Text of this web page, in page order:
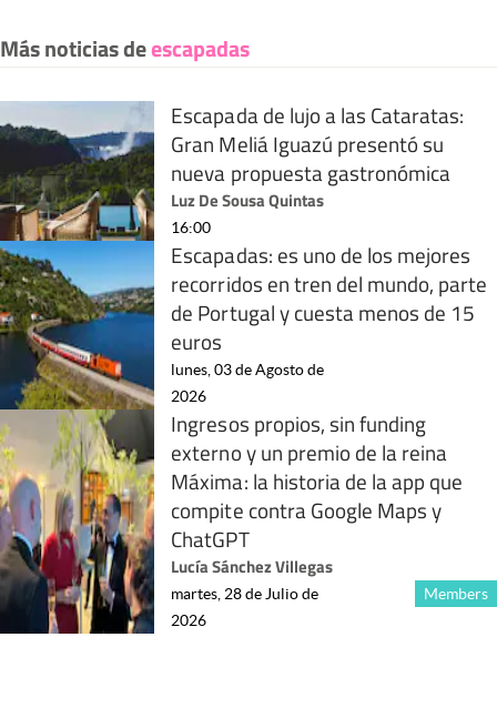
Más noticias deescapadas
Escapada de lujo a las Cataratas:
Gran Meliá Iguazú presentó su
nueva propuesta gastronómica
Luz De Sousa Quintas
16:00
Escapadas: es uno de los mejores
recorridos en tren del mundo, parte
de Portugal y cuesta menos de 15
euros
lunes, 03 de Agosto de
2026
Ingresos propios, sin funding
externo y un premio de la reina
Máxima: la historia de la app que
compite contra Google Maps y
ChatGPT
Lucía Sánchez Villegas
Members
martes, 28 de Julio de
2026